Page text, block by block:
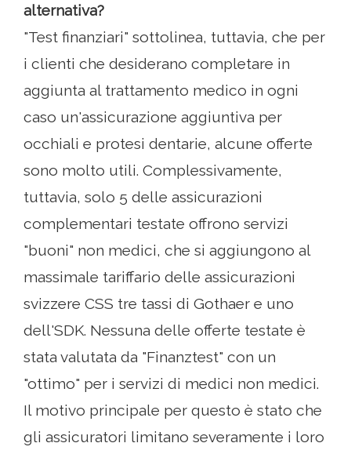
alternativa?
"Test finanziari" sottolinea, tuttavia, che per
i clienti che desiderano completare in
aggiunta al trattamento medico in ogni
caso un'assicurazione aggiuntiva per
occhiali e protesi dentarie, alcune offerte
sono molto utili. Complessivamente,
tuttavia, solo 5 delle assicurazioni
complementari testate offrono servizi
"buoni" non medici, che si aggiungono al
massimale tariffario delle assicurazioni
svizzere CSS tre tassi di Gothaer e uno
dell'SDK. Nessuna delle offerte testate è
stata valutata da "Finanztest" con un
"ottimo" per i servizi di medici non medici.
Il motivo principale per questo è stato che
gli assicuratori limitano severamente i loro